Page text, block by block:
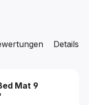
Details
Mat 9